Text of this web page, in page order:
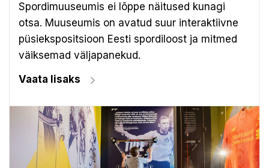
Spordimuuseumis ei lõppe näitused kunagi
otsa. Muuseumis on avatud suur interaktiivne
püsiekspositsioon Eesti spordiloost ja mitmed
väiksemad väljapanekud.
Vaata lisaks